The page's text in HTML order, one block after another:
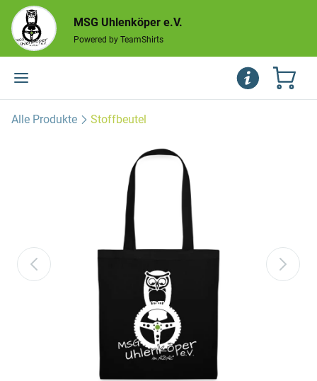
MSG Uhlenköper e.V.
Powered by TeamShirts
Alle Produkte Stoffbeutel